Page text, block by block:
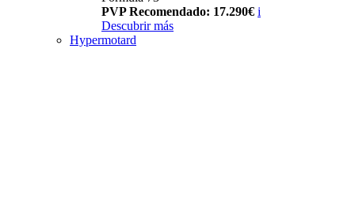
PVP Recomendado: 17.290€ i
Descubrir más
Hypermotard